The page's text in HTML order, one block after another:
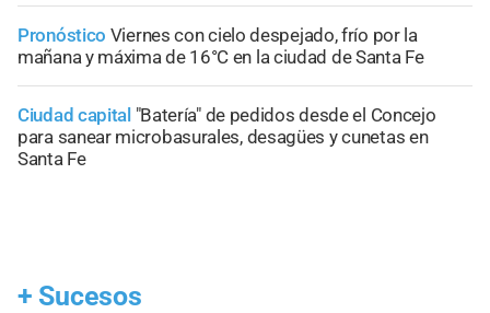
Pronóstico Viernes con cielo despejado, frío por la
mañana y máxima de 16°C en la ciudad de Santa Fe
Ciudad capital "Batería" de pedidos desde el Concejo
para sanear microbasurales, desagües y cunetas en
Santa Fe
+ Sucesos